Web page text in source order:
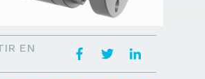
EN